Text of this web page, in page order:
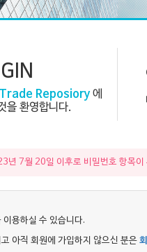
Trade Reposiory 에
을 환영합니다.
년 7월 20일 이후로 비밀번호 항목이
용하실 수 있습니다.
아직 회원에 가입하지 않으신 분은